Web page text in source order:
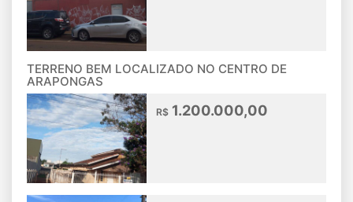
TERRENO BEM LOCALIZADO NO CENTRO DE
ARAPONGAS
R$ 1.200.000,00